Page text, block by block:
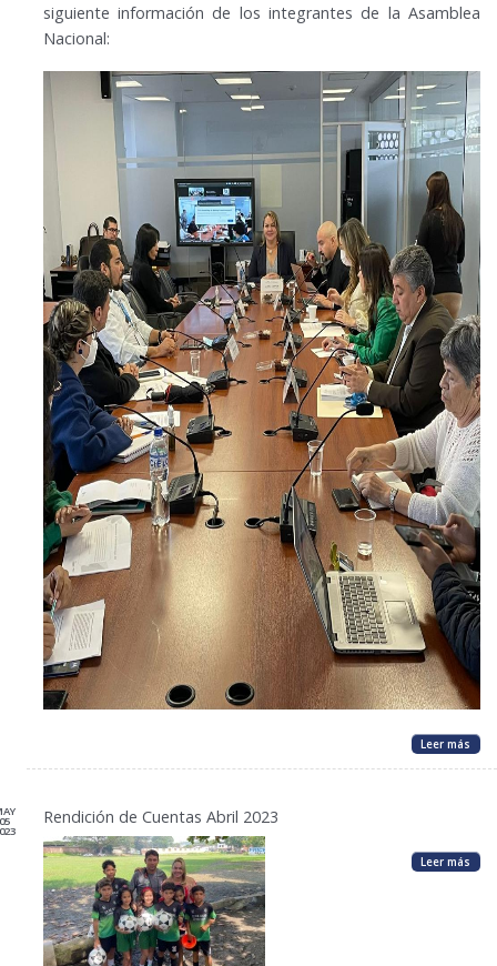
siguiente información de los integrantes de la Asamblea
Nacional:
Leer más
05 Rendición de Cuentas Abril 2023
Leer más